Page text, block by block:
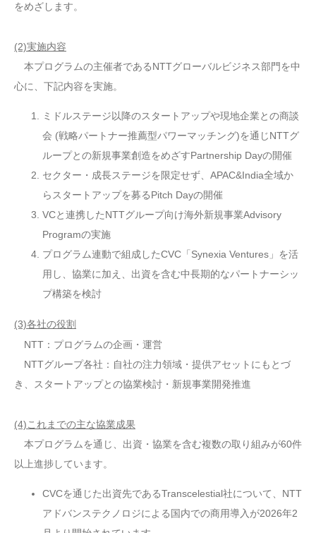
をめざします。
(2)実施内容
本プログラムの主催者であるNTTグローバルビジネス部門を中
心に、下記内容を実施。
ミドルステージ以降のスタートアップや現地企業との商談
会 (戦略パートナー推薦型パワーマッチング)を通じNTTグ
ループとの新規事業創造をめざすPartnership Dayの開催
セクター・成長ステージを限定せず、APAC&India全域か
らスタートアップを募るPitch Dayの開催
VCと連携したNTTグループ向け海外新規事業Advisory
Programの実施
プログラム連動で組成したCVC「Synexia Ventures」を活
用し、協業に加え、出資を含む中長期的なパートナーシッ
プ構築を検討
(3)各社の役割
NTT：プログラムの企画・運営
NTTグループ各社：自社の注力領域・提供アセットにもとづ
き、スタートアップとの協業検討・新規事業開発推進
(4)これまでの主な協業成果
本プログラムを通じ、出資・協業を含む複数の取り組みが60件
以上進捗しています。
CVCを通じた出資先であるTranscelestial社について、NTT
アドバンステクノロジによる国内での商用導入が2026年2